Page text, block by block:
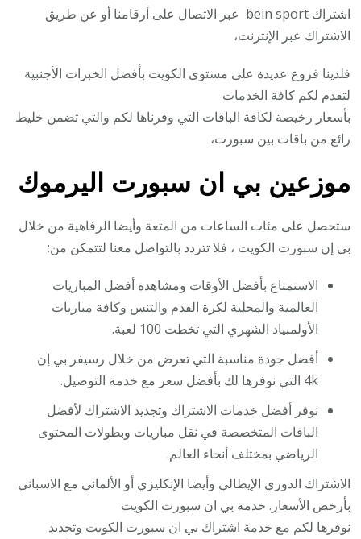
اشتراك bein sport عبر الاتصال على أرقامنا أو عن طريق
الاشتراك عبر الإنترنت،
فلدينا فروع عديدة على مستوى الكويت بأفضل الخبرات الأجنبية
لتقدم لكم كافة الخدمات
بأسعار رخيصة لكافة الباقات التي وفرناها لكم والتي تضمن خليط
رائع من باقات بين سبورت،
موزعين بي ان سبورت اليرموك
ستحصل على مئات الساعات من المتعة وأيضا الرفاهية من خلال
بي إن سبورت الكويت ، فلا تتردد بالتواصل معنا لتتمكن من:
الاستمتاع بأفضل الأوقات ومشاهدة أفضل المباريات
العالمية والمحلية لكرة القدم والتنس وكافة مباريات
الأولمبياد الشهري التي تخطت 100 لعبة.
أفضل جودة مناسبة التي تعرض من خلال رسيفر بي إن
4k التي نوفرها لك بأفضل سعر مع خدمة التوصيل.
نوفر أفضل خدمات الاشتراك وتجديد الاشتراك لأفضل
الباقات المتخصصة في نقل مباريات وبطولات المحتوى
الرياضي بمختلف أنحاء العالم.
الاشتراك الدوري الإيطالي وأيضا الإنكليزي أو الألماني مع الاسباني
بأرخص الأسعار. خدمة بي ان سبورت الكويت
نوفرها لكم مع خدمة اشتراك بي ان سبورت الكويت وتجديد